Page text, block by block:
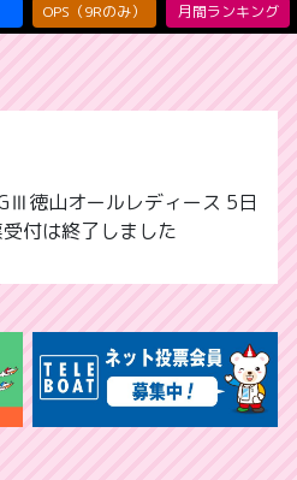
OPS（9Rのみ） 月間ランキング
徳山オールレディース 5日
付は終了しました